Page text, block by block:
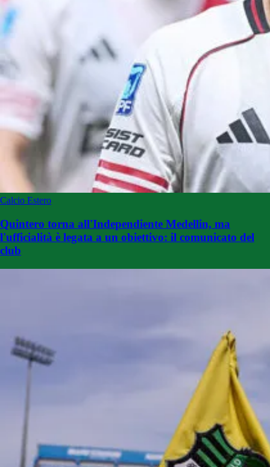
Calcio Estero
Quintero torna all'Independiente Medellin, ma
l'ufficialità è legata a un obiettivo: il comunicato del
club